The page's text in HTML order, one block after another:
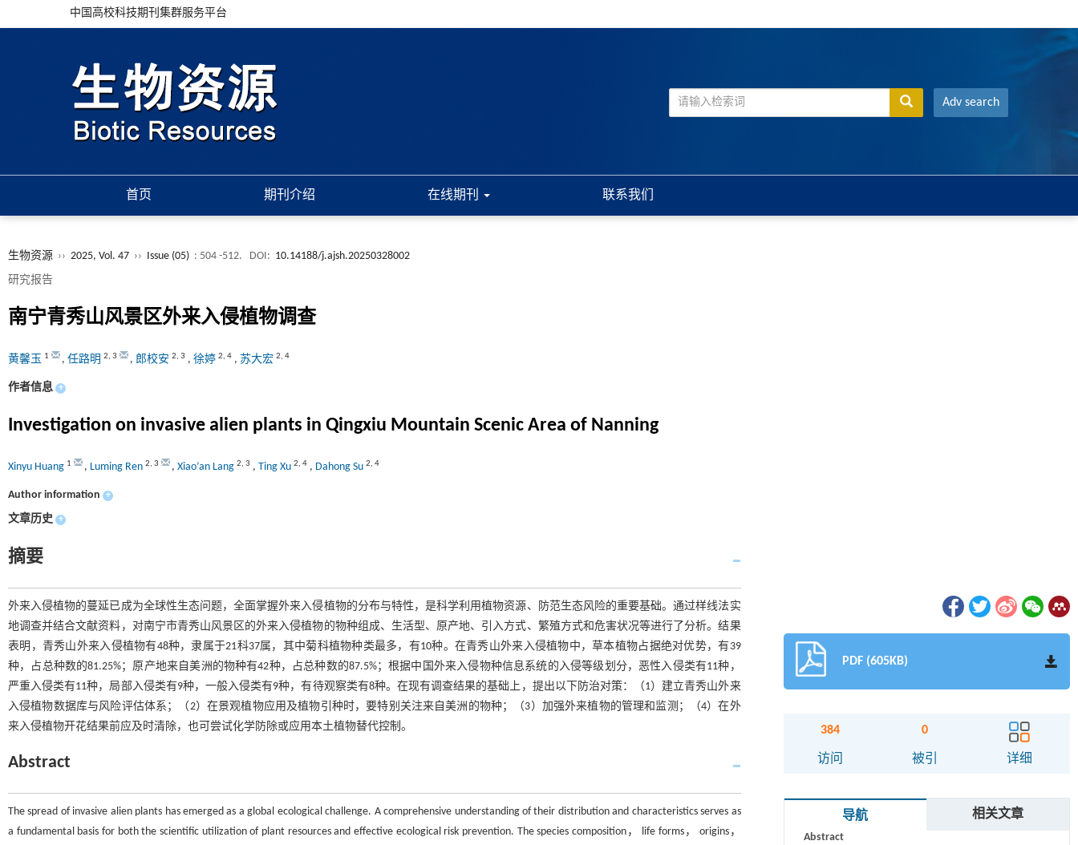
中国高校科技期刊集群服务平台
Adv search
首页 期刊介绍 在线期刊 联系我们
生物资源 ›› 2025, Vol. 47 ›› Issue (05) : 504 -512. DOI: 10.14188/j.ajsh.20250328002
研究报告
南宁青秀山风景区外来入侵植物调查
黄馨玉 1 , 任路明 2, 3 , 郎校安 2, 3 , 徐婷 2, 4 , 苏大宏 2, 4
作者信息 +
Investigation on invasive alien plants in Qingxiu Mountain Scenic Area of Nanning
Xinyu Huang 1 , Luming Ren 2, 3 , Xiao’an Lang 2, 3 , Ting Xu 2, 4 , Dahong Su 2, 4
Author information +
文章历史 +
摘要
外来入侵植物的蔓延已成为全球性生态问题，全面掌握外来入侵植物的分布与特性，是科学利用植物资源、防范生态风险的重要基础。通过样线法实
地调查并结合文献资料，对南宁市青秀山风景区的外来入侵植物的物种组成、生活型、原产地、引入方式、繁殖方式和危害状况等进行了分析。结果
表明，青秀山外来入侵植物有48种，隶属于21科37属，其中菊科植物种类最多，有10种。在青秀山外来入侵植物中，草本植物占据绝对优势，有39
种，占总种数的81.25%；原产地来自美洲的物种有42种，占总种数的87.5%；根据中国外来入侵物种信息系统的入侵等级划分，恶性入侵类有11种，
严重入侵类有11种，局部入侵类有9种，一般入侵类有9种，有待观察类有8种。在现有调查结果的基础上，提出以下防治对策：（1）建立青秀山外来
入侵植物数据库与风险评估体系；（2）在景观植物应用及植物引种时，要特别关注来自美洲的物种；（3）加强外来植物的管理和监测；（4）在外
来入侵植物开花结果前应及时清除，也可尝试化学防除或应用本土植物替代控制。
Abstract
The spread of invasive alien plants has emerged as a global ecological challenge. A comprehensive understanding of their distribution and characteristics serves as
a fundamental basis for both the scientific utilization of plant resources and effective ecological risk prevention. The species composition， life forms， origins，
PDF (605KB)
384
访问
0
被引 详细
导航 相关文章
Abstract